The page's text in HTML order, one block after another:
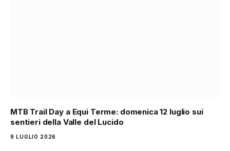
MTB Trail Day a Equi Terme: domenica 12 luglio sui
sentieri della Valle del Lucido
9 LUGLIO 2026